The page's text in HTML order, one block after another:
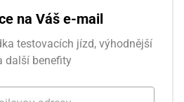
na Váš e-mail
testovacích jízd, výhodnější
další benefity